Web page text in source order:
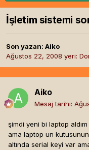
İşletim sistemi
Son yazan: Aiko
Ağustos 22, 2008 yeri:
Aiko
Mesaj tarihi:
şimdi yeni bi laptop
ama laptop un
altında serial keyi var